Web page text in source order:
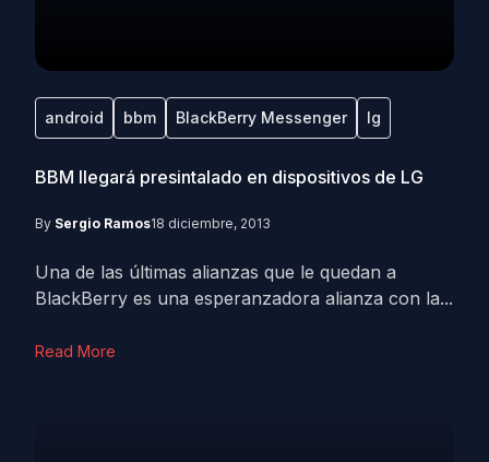
android bbm BlackBerry Messenger lg
BBM llegará presintalado en dispositivos de LG
By Sergio Ramos18 diciembre, 2013
Una de las últimas alianzas que le quedan a
BlackBerry es una esperanzadora alianza con la...
Read More